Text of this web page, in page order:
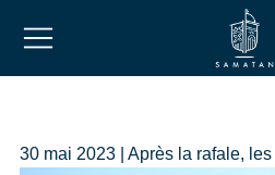
Mairie
30 mai 2023 | Après la rafale,